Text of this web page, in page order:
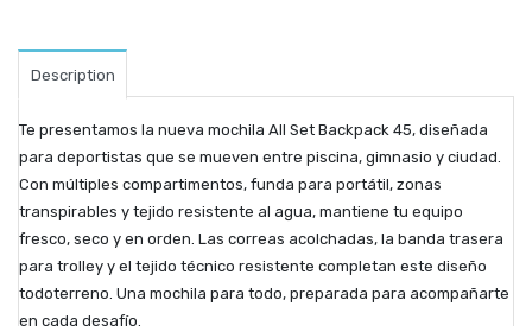
Description
Te presentamos la nueva mochila All Set Backpack 45, diseñada
para deportistas que se mueven entre piscina, gimnasio y ciudad.
Con múltiples compartimentos, funda para portátil, zonas
transpirables y tejido resistente al agua, mantiene tu equipo
fresco, seco y en orden. Las correas acolchadas, la banda trasera
para trolley y el tejido técnico resistente completan este diseño
todoterreno. Una mochila para todo, preparada para acompañarte
en cada desafío.